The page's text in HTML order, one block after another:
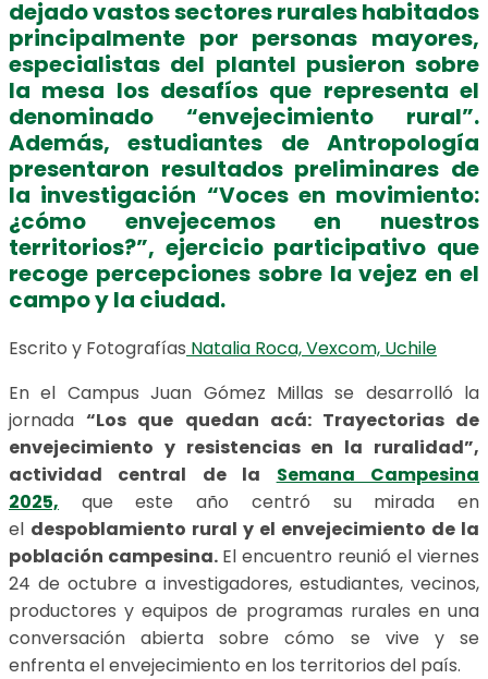
dejado vastos sectores rurales habitados
principalmente por personas mayores,
especialistas del plantel pusieron sobre
la mesa los desafíos que representa el
denominado “envejecimiento rural”.
Además, estudiantes de Antropología
presentaron resultados preliminares de
la investigación “Voces en movimiento:
¿cómo envejecemos en nuestros
territorios?”, ejercicio participativo que
recoge percepciones sobre la vejez en el
campo y la ciudad.
Escrito y Fotografías Natalia Roca, Vexcom, Uchile
En el Campus Juan Gómez Millas se desarrolló la
jornada“Los que quedan acá: Trayectorias de
envejecimiento y resistencias en la ruralidad”,
actividad central de la Semana Campesina
2025, que este año centró su mirada en
el despoblamiento rural y el envejecimiento de la
población campesina. El encuentro reunió el viernes
24 de octubre a investigadores, estudiantes, vecinos,
productores y equipos de programas rurales en una
conversación abierta sobre cómo se vive y se
enfrenta el envejecimiento en los territorios del país.